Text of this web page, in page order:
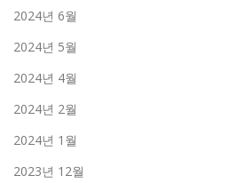
2024년 6월
2024년 5월
2024년 4월
2024년 2월
2024년 1월
2023년 12월